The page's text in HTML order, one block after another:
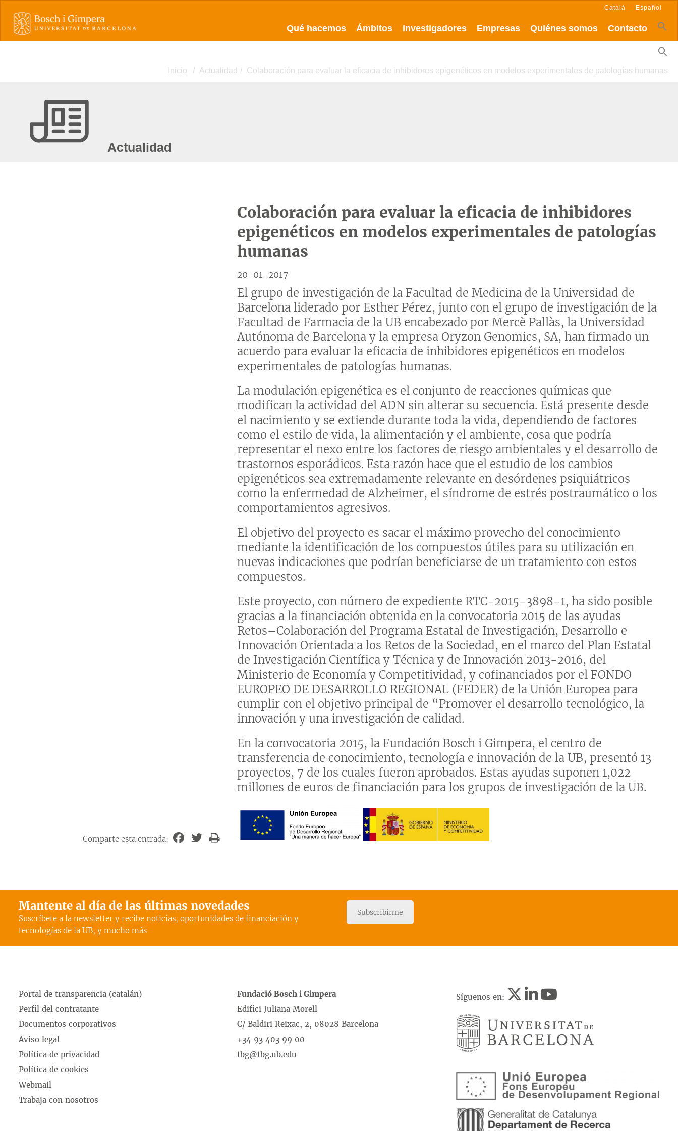
Qué hacemos Ámbitos Investigadores Empresas Quiénes somos Contacto
Català Español
Inicio Actualidad Colaboración para evaluar la eficacia de inhibidores epigenéticos en modelos experimentales de patologías humanas
Actualidad
Colaboración para evaluar la eficacia de inhibidores
epigenéticos en modelos experimentales de patologías
humanas
20-01-2017
El grupo de investigación de la Facultad de Medicina de la Universidad de
Barcelona liderado por Esther Pérez, junto con el grupo de investigación de la
Facultad de Farmacia de la UB encabezado por Mercè Pallàs, la Universidad
Autónoma de Barcelona y la empresa Oryzon Genomics, SA, han firmado un
acuerdo para evaluar la eficacia de inhibidores epigenéticos en modelos
experimentales de patologías humanas.
La modulación epigenética es el conjunto de reacciones químicas que
modifican la actividad del ADN sin alterar su secuencia. Está presente desde
el nacimiento y se extiende durante toda la vida, dependiendo de factores
como el estilo de vida, la alimentación y el ambiente, cosa que podría
representar el nexo entre los factores de riesgo ambientales y el desarrollo de
trastornos esporádicos. Esta razón hace que el estudio de los cambios
epigenéticos sea extremadamente relevante en desórdenes psiquiátricos
como la enfermedad de Alzheimer, el síndrome de estrés postraumático o los
comportamientos agresivos.
El objetivo del proyecto es sacar el máximo provecho del conocimiento
mediante la identificación de los compuestos útiles para su utilización en
nuevas indicaciones que podrían beneficiarse de un tratamiento con estos
compuestos.
Este proyecto, con número de expediente RTC-2015-3898-1, ha sido posible
gracias a la financiación obtenida en la convocatoria 2015 de las ayudas
Retos–Colaboración del Programa Estatal de Investigación, Desarrollo e
Innovación Orientada a los Retos de la Sociedad, en el marco del Plan Estatal
de Investigación Científica y Técnica y de Innovación 2013-2016, del
Ministerio de Economía y Competitividad, y cofinanciados por el FONDO
EUROPEO DE DESARROLLO REGIONAL (FEDER) de la Unión Europea para
cumplir con el objetivo principal de “Promover el desarrollo tecnológico, la
innovación y una investigación de calidad.
En la convocatoria 2015, la Fundación Bosch i Gimpera, el centro de
transferencia de conocimiento, tecnología e innovación de la UB, presentó 13
proyectos, 7 de los cuales fueron aprobados. Estas ayudas suponen 1,022
millones de euros de financiación para los grupos de investigación de la UB.
Comparte esta entrada:
Mantente al día de las últimas novedades
Suscríbete a la newsletter y recibe noticias, oportunidades de financiación y
tecnologías de la UB, y mucho más
Subscribirme
Portal de transparencia (catalán)
Perfil del contratante
Documentos corporativos
Aviso legal
Política de privacidad
Política de cookies
Webmail
Trabaja con nosotros
Fundació Bosch i Gimpera
Edifici Juliana Morell
C/ Baldiri Reixac, 2, 08028 Barcelona
+34 93 403 99 00
fbg@fbg.ub.edu
Síguenos en: